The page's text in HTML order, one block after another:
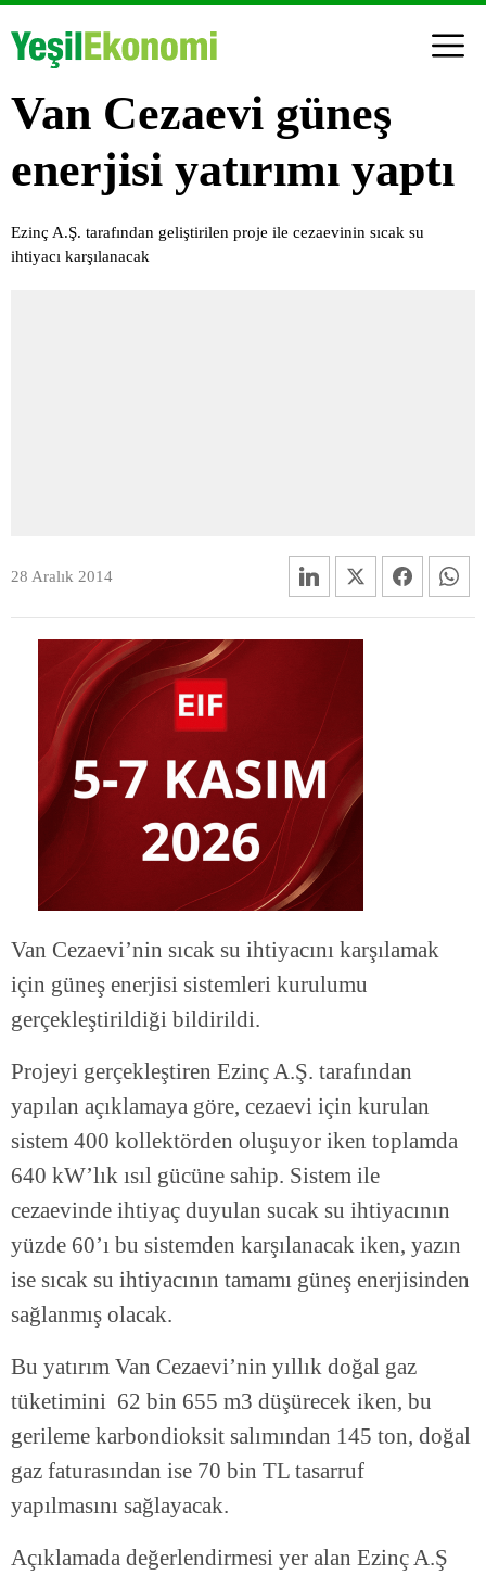
Van Cezaevi güneş
enerjisi yatırımı yaptı
Ezinç A.Ş. tarafından geliştirilen proje ile cezaevinin sıcak su
ihtiyacı karşılanacak
28 Aralık 2014
Van Cezaevi’nin sıcak su ihtiyacını karşılamak
için güneş enerjisi sistemleri kurulumu
gerçekleştirildiği bildirildi.
Projeyi gerçekleştiren Ezinç A.Ş. tarafından
yapılan açıklamaya göre, cezaevi için kurulan
sistem 400 kollektörden oluşuyor iken toplamda
640 kW’lık ısıl gücüne sahip. Sistem ile
cezaevinde ihtiyaç duyulan sucak su ihtiyacının
yüzde 60’ı bu sistemden karşılanacak iken, yazın
ise sıcak su ihtiyacının tamamı güneş enerjisinden
sağlanmış olacak.
Bu yatırım Van Cezaevi’nin yıllık doğal gaz
tüketimini 62 bin 655 m3 düşürecek iken, bu
gerileme karbondioksit salımından 145 ton, doğal
gaz faturasından ise 70 bin TL tasarruf
yapılmasını sağlayacak.
Açıklamada değerlendirmesi yer alan Ezinç A.Ş